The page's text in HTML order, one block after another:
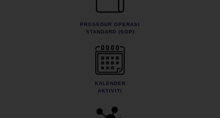
PROSEDUR OPERASI
STANDARD (SOP)
KALENDER
AKTIVITI